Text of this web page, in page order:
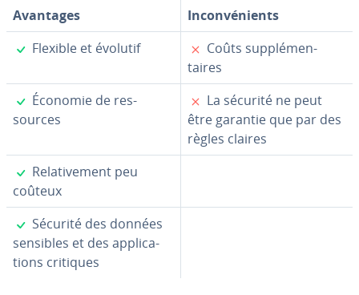
Avantages
In­con­vé­nients
✓
Flexible et évolutif ✗
Coûts sup­plé­men­
taires
✓
Économie de res­
sources
✗
La sécurité ne peut
être garantie que par des
règles claires
✓
Re­la­ti­ve­ment peu
coûteux
✓
Sécurité des données
sensibles et des ap­pli­ca­
tions critiques